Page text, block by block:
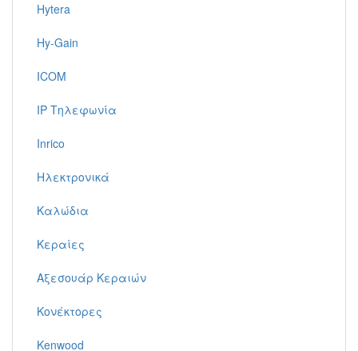
Hytera
Hy-Gain
ICOM
IP Τηλεφωνία
Inrico
Ηλεκτρονικά
Καλώδια
Κεραίες
Αξεσουάρ Κεραιών
Κονέκτορες
Kenwood